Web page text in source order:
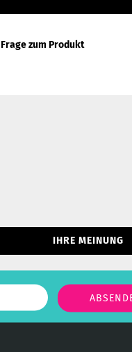
Frage zum Produkt
IHRE MEINUNG